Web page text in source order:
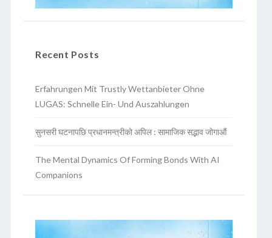
Recent Posts
Erfahrungen Mit Trustly Wettanbieter Ohne
LUGAS: Schnelle Ein- Und Auszahlungen
सुनसरी घटनापछि प्रधानमन्त्रीको अपिल : सामाजिक सद्भाव जोगाऔं
The Mental Dynamics Of Forming Bonds With AI
Companions